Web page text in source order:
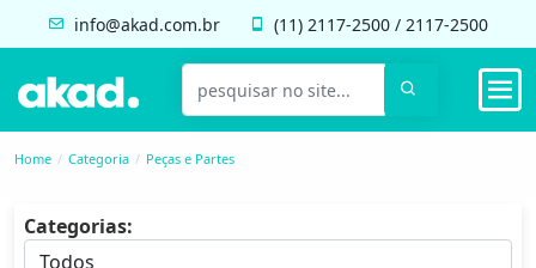
info@akad.com.br (11) 2117-2500 / 2117-2500
Home Categoria Peças e Partes
Categorias: